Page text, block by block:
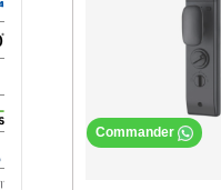
Commander